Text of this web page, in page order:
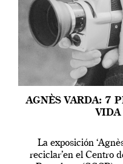
AGNÈS VARDA: 7
VIDA
La exposición
reciclar’en el Centro